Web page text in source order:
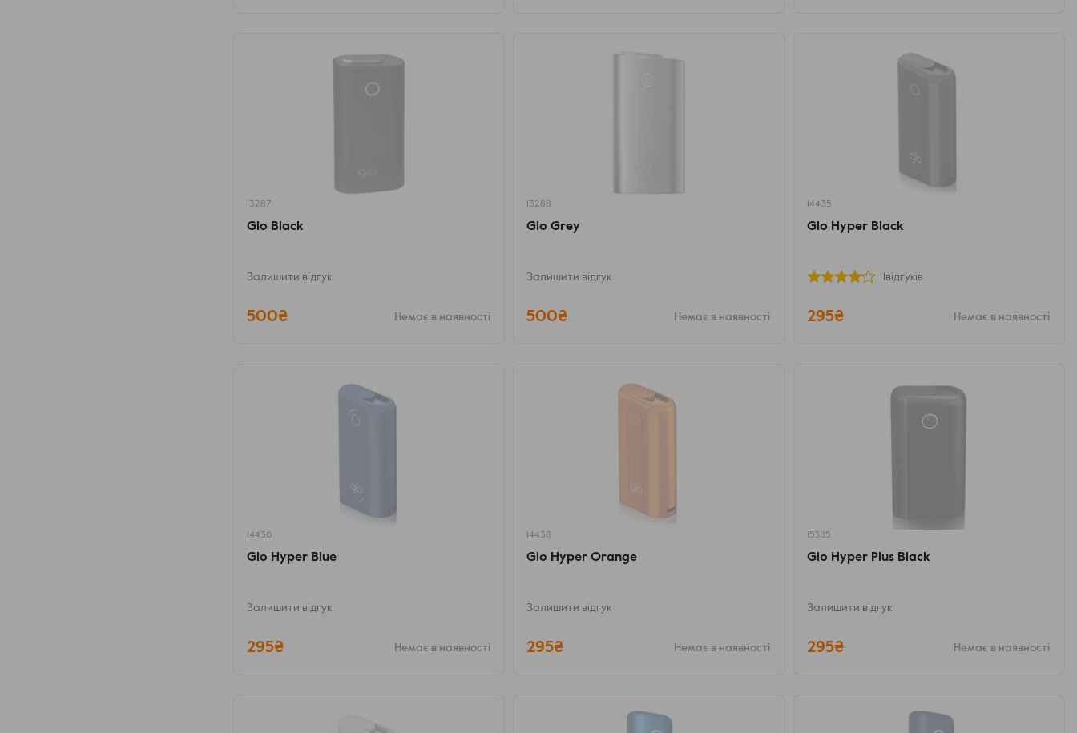
13287
Glo Black
Залишити відгук
500₴ Немає в наявності
13288
Glo Grey
Залишити відгук
500₴ Немає в наявності
14435
Glo Hyper Black
1відгуків
295₴ Немає в наявності
14436
Glo Hyper Blue
Залишити відгук
295₴ Немає в наявності
14438
Glo Hyper Orange
Залишити відгук
295₴ Немає в наявності
15385
Glo Hyper Plus Black
Залишити відгук
295₴ Немає в наявності